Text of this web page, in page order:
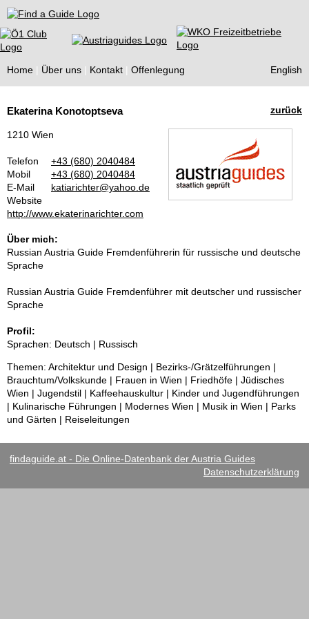
Find a Guide
Home Über uns Kontakt Offenlegung English
Guides
zurück
Ekaterina Konotoptseva
1210 Wien
Telefon
+43 (680) 2040484
Mobil
+43 (680) 2040484
E-Mail
katiarichter@yahoo.de
Website
http://www.ekaterinarichter.com
Über mich:
Russian Austria Guide Fremdenführerin für russische und deutsche
Sprache
Russian Austria Guide Fremdenführer mit deutscher und russischer
Sprache
Profil:
Sprachen: Deutsch | Russisch
Themen: Architektur und Design | Bezirks-/Grätzelführungen |
Brauchtum/Volkskunde | Frauen in Wien | Friedhöfe | Jüdisches
Wien | Jugendstil | Kaffeehauskultur | Kinder und Jugendführungen
| Kulinarische Führungen | Modernes Wien | Musik in Wien | Parks
und Gärten | Reiseleitungen
findaguide.at - Die Online-Datenbank der Austria Guides
Datenschutzerklärung